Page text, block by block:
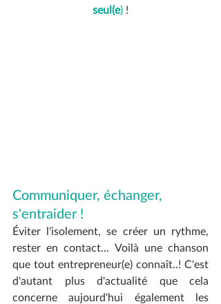
seul(e) !
Communiquer, échanger,
s'entraider !
Éviter l'isolement, se créer un rythme,
rester en contact... Voilà une chanson
que tout entrepreneur(e) connaît..! C'est
d'autant plus d'actualité que cela
concerne aujourd'hui également les